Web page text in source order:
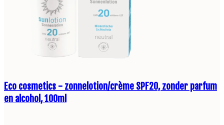
Eco cosmetics - zonnelotion/crème SPF20, zonder parfum
en alcohol, 100ml